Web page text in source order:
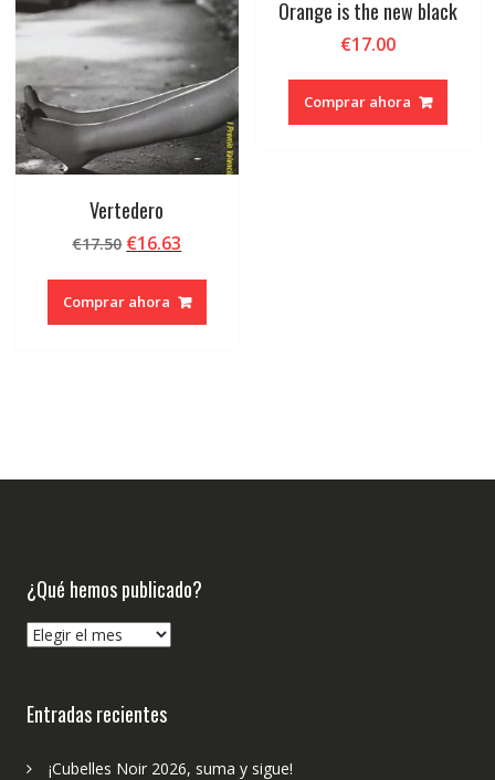
Vertedero
€17.50 El
original
era:
€16.63
actual
es:
Comprar ahora
Orange is the new black
€17.00
Comprar ahora
¿Qué hemos publicado?
¿Qué
Entradas recientes
¡Cubelles Noir 2026, suma y sigue!